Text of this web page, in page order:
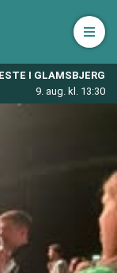
I GLAMSBJERG
9. aug. kl. 13:30
Åbn